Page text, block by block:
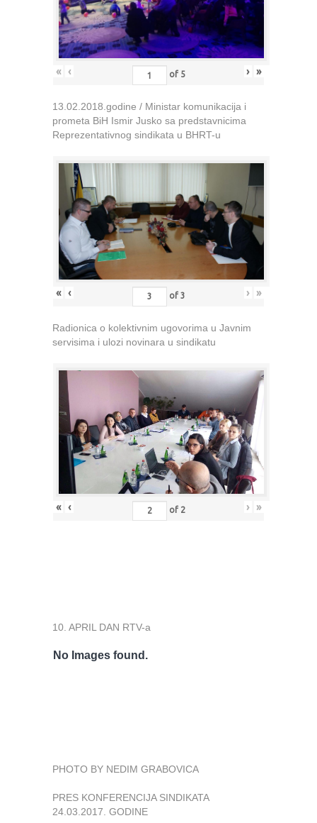
« ‹ of 5 › »
13.02.2018.godine / Ministar komunikacija i
prometa BiH Ismir Jusko sa predstavnicima
Reprezentativnog sindikata u BHRT-u
« ‹ of 3 › »
Radionica o kolektivnim ugovorima u Javnim
servisima i ulozi novinara u sindikatu
« ‹ of 2 › »
10. APRIL DAN RTV-a
No Images found.
PHOTO BY NEDIM GRABOVICA
PRES KONFERENCIJA SINDIKATA
24.03.2017. GODINE